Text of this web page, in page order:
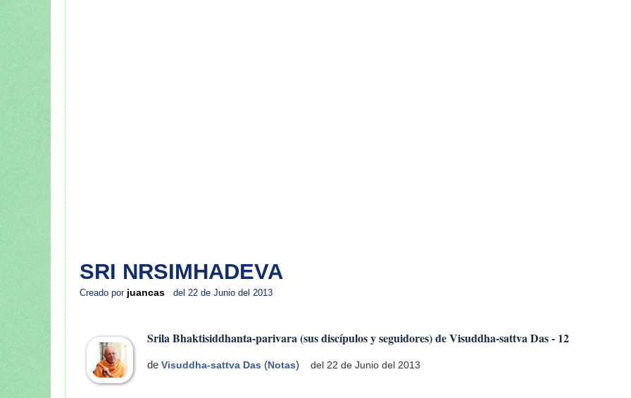
SRI NRSIMHADEVA
Creado por juancas del 22 de Junio del 2013
Srila Bhaktisiddhanta-parivara (sus discípulos y seguidores) de Visuddha-sattva Das - 12
de Visuddha-sattva Das (Notas) del 22 de Junio del 2013